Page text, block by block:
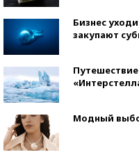
Бизнес
закупают
Модный